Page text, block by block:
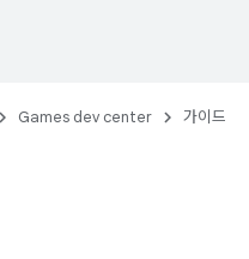
Games dev center 가이드